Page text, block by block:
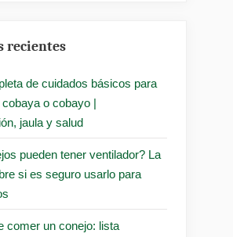
recientes
de cuidados básicos para
o cobayo |
jaula y salud
pueden tener ventilador? La
si es seguro usarlo para
comer un conejo: lista